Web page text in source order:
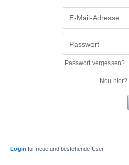
Passwort vergessen?
Neu hier?
Login für neue und bestehende User